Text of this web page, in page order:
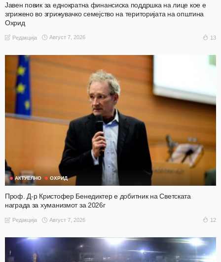
Јавен повик за еднократна финансиска поддршка на лице кое е
згрижено во згрижувачко семејство на територијата на општина
Охрид
Редакција Август 7, 2026 13
АКТУЕЛНО ОХРИД
Проф. Д-р Кристофер Бенедиктер е добитник на Светската
награда за хуманизмот за 2026г
Редакција Август 7, 2026 12